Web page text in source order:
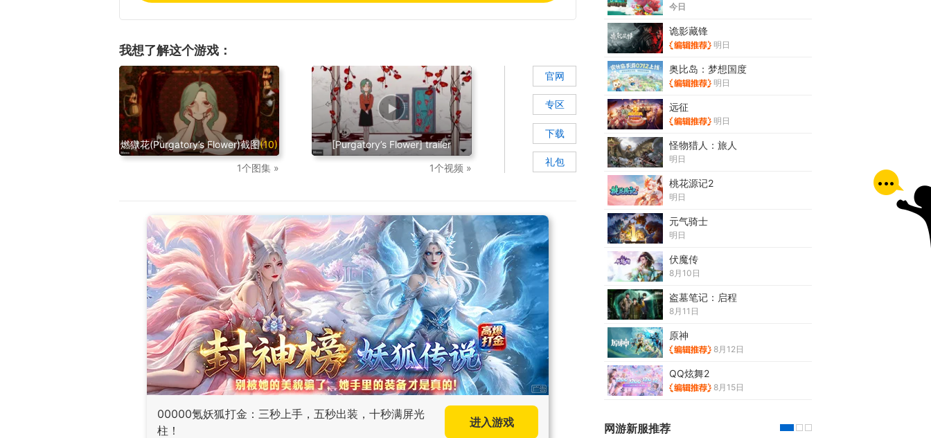
我想了解这个游戏：
燃獄花(Purgatory’s Flower)截图(10)
1个图集 »
[Purgatory’s Flower] trailer
1个视频 »
官网
专区
下载
礼包
00000氪妖狐打金：三秒上手，五秒出装，十秒满屏光
柱！
进入游戏
今日
诡影藏锋
明日
奥比岛：梦想国度
明日
远征
明日
怪物猎人：旅人
明日
桃花源记2
明日
元气骑士
明日
伏魔传
8月10日
盗墓笔记：启程
8月11日
原神
8月12日
QQ炫舞2
8月15日
网游新服推荐